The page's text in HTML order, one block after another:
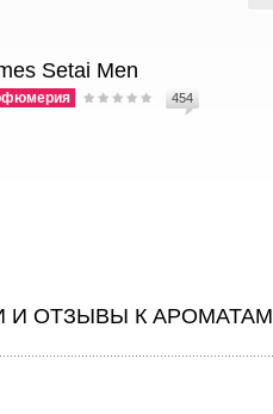
Setai Men
454
И ОТЗЫВЫ К АРОМАТАМ